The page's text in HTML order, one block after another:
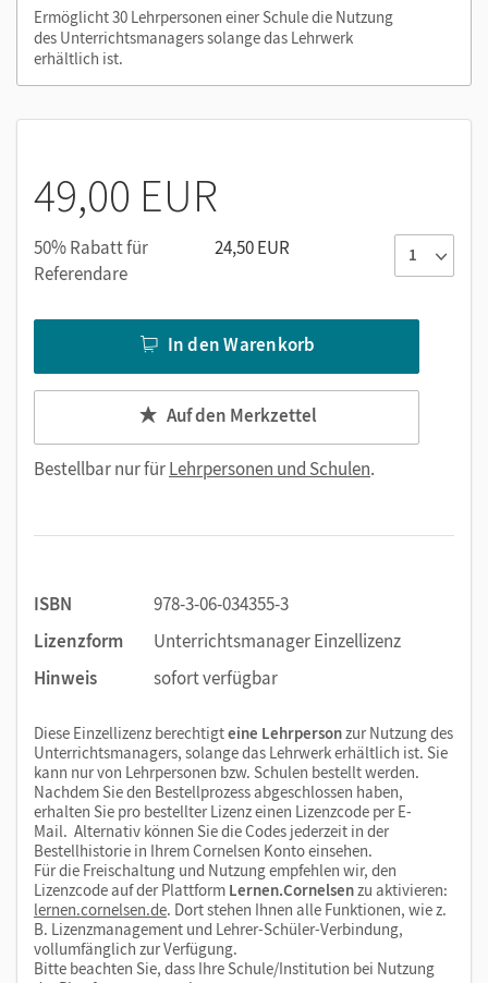
Differenzieren, Fördern, Fordern: alle Dokumente
(Word) mit separaten Lösungsdokumenten sowie den
zugehörigen Audios (inklusive Transkripten)
erhöhtem Förderbedarf im inklusiven Unterricht
Nutzen Sie den Unterrichtsmanager auf lernen.cornelsen.de
oder über die Cornelsen Lernen App.
Ermöglicht 30 Lehrpersonen einer Schule die Nutzung
des Unterrichtsmanagers solange das Lehrwerk
erhältlich ist.
49,00 EUR
50% Rabatt für
Referendare
24,50 EUR
In den Warenkorb
Auf den Merkzettel
Bestellbar nur fürLehrpersonen und Schulen.
ISBN
978-3-06-034355-3
Lizenzform
Unterrichtsmanager Einzellizenz
Hinweis
sofort verfügbar
Diese Einzellizenz berechtigteine Lehrpersonzur Nutzung des
Unterrichtsmanagers, solange das Lehrwerk erhältlich ist. Sie
kann nur von Lehrpersonen bzw. Schulen bestellt werden.
Nachdem Sie den Bestellprozess abgeschlossen haben,
erhalten Sie pro bestellter Lizenz einen Lizenzcode per E-
Mail. Alternativ können Sie die Codes jederzeit in der
Bestellhistorie in Ihrem Cornelsen Konto einsehen.
Für die Freischaltung und Nutzung empfehlen wir, den
Lizenzcode auf der Plattform Lernen.Cornelsenzu aktivieren:
lernen.cornelsen.de. Dort stehen Ihnen alle Funktionen, wie z.
B. Lizenzmanagement und Lehrer-Schüler-Verbindung,
vollumfänglich zur Verfügung.
Bitte beachten Sie, dass Ihre Schule/Institution bei Nutzung